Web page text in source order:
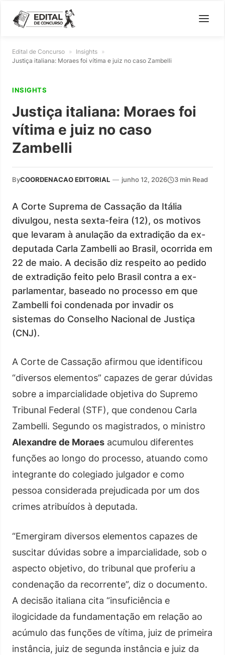
Edital de Concurso » Insights »
Justiça italiana: Moraes foi vítima e juiz no caso Zambelli
INSIGHTS
Justiça italiana: Moraes foi
vítima e juiz no caso
Zambelli
ByCOORDENACAO EDITORIAL — junho 12, 2026 3 min Read
A Corte Suprema de Cassação da Itália
divulgou, nesta sexta-feira (12), os motivos
que levaram à anulação da extradição da ex-
deputada Carla Zambelli ao Brasil, ocorrida em
22 de maio. A decisão diz respeito ao pedido
de extradição feito pelo Brasil contra a ex-
parlamentar, baseado no processo em que
Zambelli foi condenada por invadir os
sistemas do Conselho Nacional de Justiça
(CNJ).
A Corte de Cassação afirmou que identificou
“diversos elementos” capazes de gerar dúvidas
sobre a imparcialidade objetiva do Supremo
Tribunal Federal (STF), que condenou Carla
Zambelli. Segundo os magistrados, o ministro
Alexandre de Moraes acumulou diferentes
funções ao longo do processo, atuando como
integrante do colegiado julgador e como
pessoa considerada prejudicada por um dos
crimes atribuídos à deputada.
“Emergiram diversos elementos capazes de
suscitar dúvidas sobre a imparcialidade, sob o
aspecto objetivo, do tribunal que proferiu a
condenação da recorrente”, diz o documento.
A decisão italiana cita “insuficiência e
ilogicidade da fundamentação em relação ao
acúmulo das funções de vítima, juiz de primeira
instância, juiz de segunda instância e juiz da